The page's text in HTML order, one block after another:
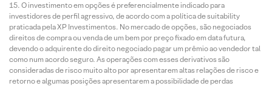
O investimento em opções é preferencialmente indicado para
investidores de perfil agressivo, de acordo com a política de suitability
praticada pela XP Investimentos. No mercado de opções, são negociados
direitos de compra ou venda de um bem por preço fixado em data futura,
devendo o adquirente do direito negociado pagar um prêmio ao vendedor tal
como num acordo seguro. As operações com esses derivativos são
consideradas de risco muito alto por apresentarem altas relações de risco e
retorno e algumas posições apresentarem a possibilidade de perdas